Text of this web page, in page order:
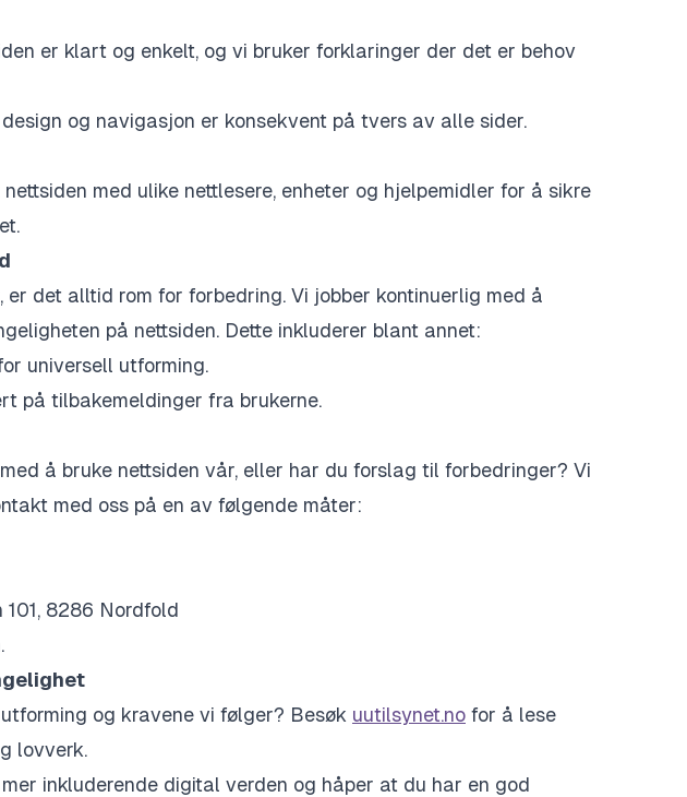
er klart og enkelt, og vi bruker forklaringer der det er behov
og navigasjon er konsekvent på tvers av alle sider.
med ulike nettlesere, enheter og hjelpemidler for å sikre
er det alltid rom for forbedring. Vi jobber kontinuerlig med å
på nettsiden. Dette inkluderer blant annet:
universell utforming.
på tilbakemeldinger fra brukerne.
å bruke nettsiden vår, eller har du forslag til forbedringer? Vi
med oss på en av følgende måter:
101, 8286 Nordfold
og kravene vi følger? Besøk uutilsynet.no for å lese
lovverk.
inkluderende digital verden og håper at du har en god